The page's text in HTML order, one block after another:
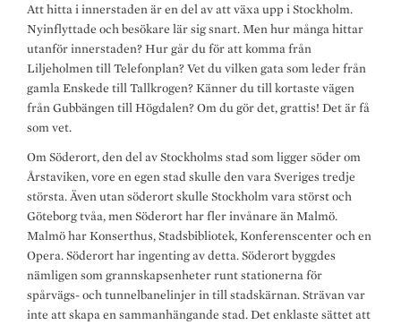
Att hitta i innerstaden är en del av att växa upp i Stockholm.
Nyinflyttade och besökare lär sig snart. Men hur många hittar
utanför innerstaden? Hur går du för att komma från
Liljeholmen till Telefonplan? Vet du vilken gata som leder från
gamla Enskede till Tallkrogen? Känner du till kortaste vägen
från Gubbängen till Högdalen? Om du gör det, grattis! Det är få
som vet.
Om Söderort, den del av Stockholms stad som ligger söder om
Årstaviken, vore en egen stad skulle den vara Sveriges tredje
största. Även utan söderort skulle Stockholm vara störst och
Göteborg tvåa, men Söderort har fler invånare än Malmö.
Malmö har Konserthus, Stadsbibliotek, Konferenscenter och en
Opera. Söderort har ingenting av detta. Söderort byggdes
nämligen som grannskapsenheter runt stationerna för
spårvägs- och tunnelbanelinjer in till stadskärnan. Strävan var
inte att skapa en sammanhängande stad. Det enklaste sättet att